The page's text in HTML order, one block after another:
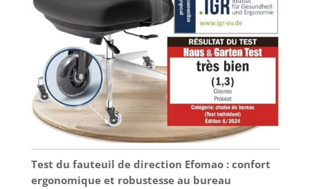
composé de trois
panneaux et non d'un
plateau d'une seule
pièce.
Test du fauteuil de direction Efomao : confort
ergonomique et robustesse au bureau